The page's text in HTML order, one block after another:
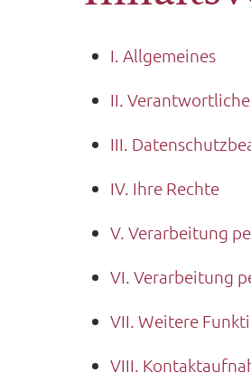
I. Allgemeines
II.
III.
IV. Ihre Rechte
V. Verarbeitung
VI. Verarbeitung
VII. Weitere
VIII.